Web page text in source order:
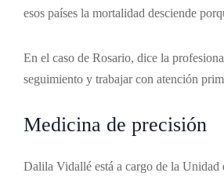
esos países la mortalidad desciende
En el caso de Rosario, dice la
seguimiento y trabajar con atención
Medicina de precisión
Dalila Vidallé está a cargo de la Unidad